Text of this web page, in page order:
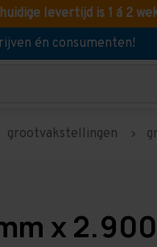
levertijd is 1 á 2
én consumenten!
grootvakstellingen
x